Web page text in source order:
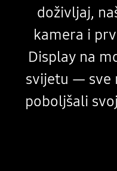
doživljaj,
kamera i
Display na
svijetu — sve
poboljšali